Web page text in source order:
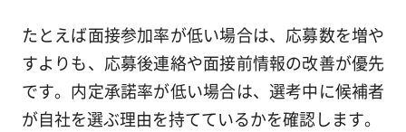
たとえば面接参加率が低い場合は、応募数を増や
すよりも、応募後連絡や面接前情報の改善が優先
です。内定承諾率が低い場合は、選考中に候補者
が自社を選ぶ理由を持てているかを確認します。